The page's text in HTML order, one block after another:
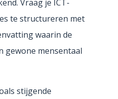
Vraag je ICT-
te structureren met
waarin de
gewone mensentaal
stijgende